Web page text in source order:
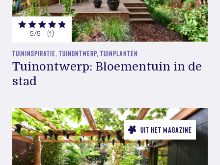
5/5 - (1)
TUININSPIRATIE, TUINONTWERP, TUINPLANTEN
Tuinontwerp: Bloementuin in de
stad
UIT HET MAGAZINE